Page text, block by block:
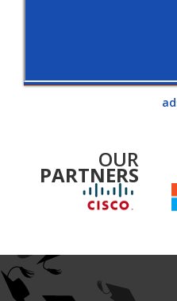
OUR
PARTNERS